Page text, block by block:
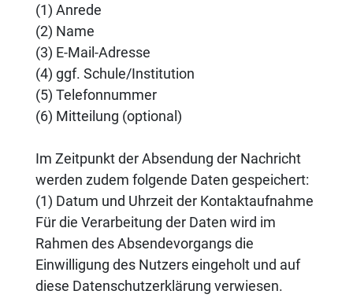
(1) Anrede
(2) Name
(3) E-Mail-Adresse
(4) ggf. Schule/Institution
(5) Telefonnummer
(6) Mitteilung (optional)
Im Zeitpunkt der Absendung der Nachricht
werden zudem folgende Daten gespeichert:
(1) Datum und Uhrzeit der Kontaktaufnahme
Für die Verarbeitung der Daten wird im
Rahmen des Absendevorgangs die
Einwilligung des Nutzers eingeholt und auf
diese Datenschutzerklärung verwiesen.